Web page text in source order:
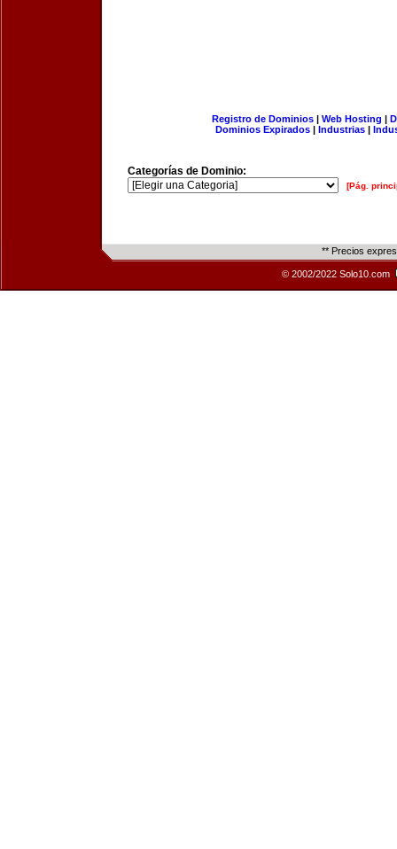
Registro de Dominios| Web Hosting |
Dominios Expirados | Industrias |
Categorías de Dominio:
[Pág.
** Precios
© 2002/2022 Solo10.com